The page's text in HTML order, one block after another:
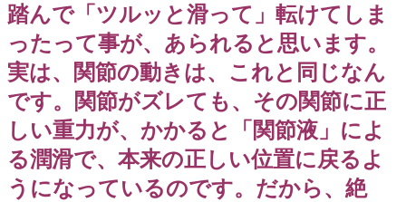
踏んで「ツルッと滑って」転けてしま
ったって事が、あられると思います。
実は、関節の動きは、これと同じなん
です。関節がズレても、その関節に正
しい重力が、かかると「関節液」によ
る潤滑で、本来の正しい位置に戻るよ
うになっているのです。だから、絶